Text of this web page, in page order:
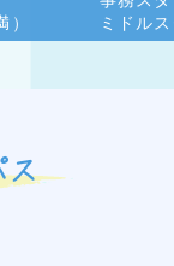
ミドル
ス